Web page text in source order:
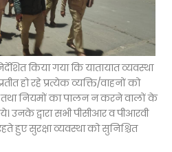
किया गया कि यातायात व्यवस्था
हो रहे प्रत्येक व्यक्ति/वाहनों को
नियमों का पालन न करने वालों के
उनके द्वारा सभी पीसीआर व पीआरवी
हुए सुरक्षा व्यवस्था को सुनिश्चित